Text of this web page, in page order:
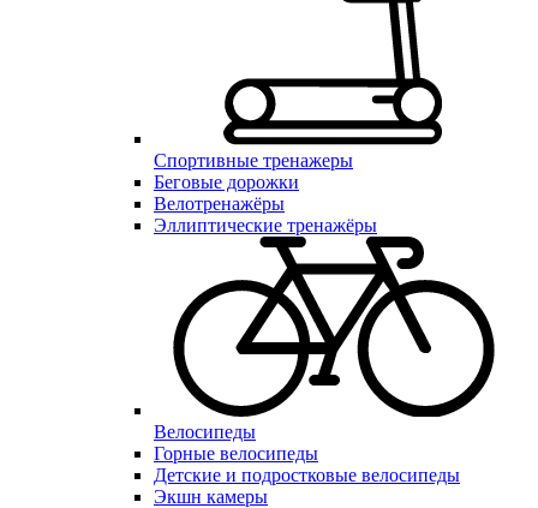
Спортивные тренажеры
Беговые дорожки
Велотренажёры
Эллиптические тренажёры
Велосипеды
Горные велосипеды
Детские и подростковые велосипеды
Экшн камеры